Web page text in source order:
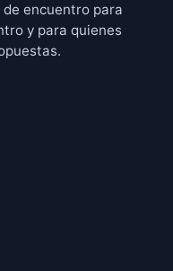
encuentro para
y para quienes